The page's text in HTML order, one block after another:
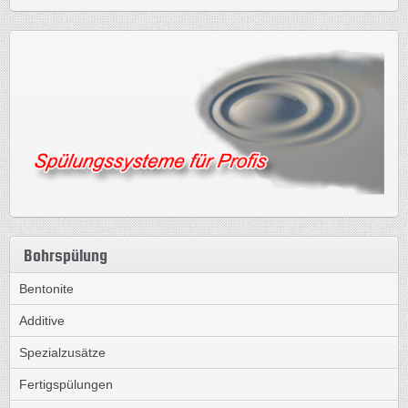
Bohrspülung
Bentonite
Additive
Spezialzusätze
Fertigspülungen